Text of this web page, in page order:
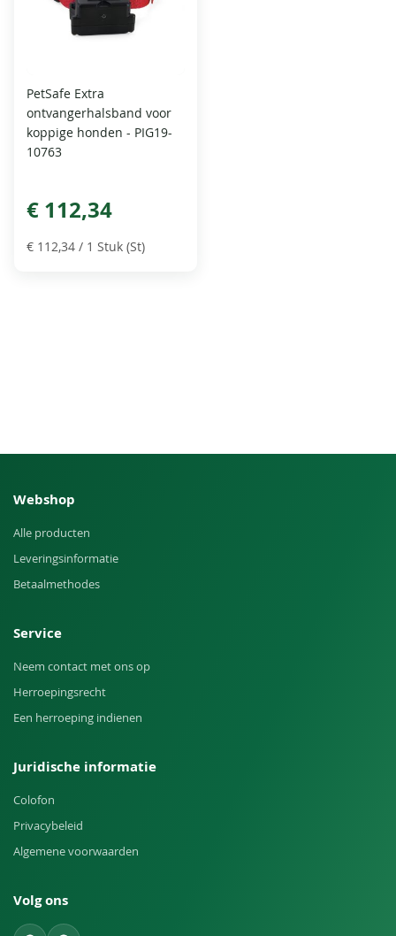
PetSafe Extra
ontvangerhalsband voor
koppige honden - PIG19-
10763
€ 112,34
€ 112,34 / 1 Stuk (St)
Webshop
Alle producten
Leveringsinformatie
Betaalmethodes
Service
Neem contact met ons op
Herroepingsrecht
Een herroeping indienen
Juridische informatie
Colofon
Privacybeleid
Algemene voorwaarden
Volg ons